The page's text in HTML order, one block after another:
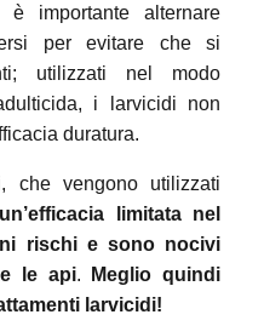
è importante alternare
per evitare che si
utilizzati nel modo
i larvicidi non
duratura.
che vengono utilizzati
limitata nel
rischi e sono nocivi
le api. Meglio quindi
larvicidi!